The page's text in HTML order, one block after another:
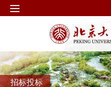
招标投标